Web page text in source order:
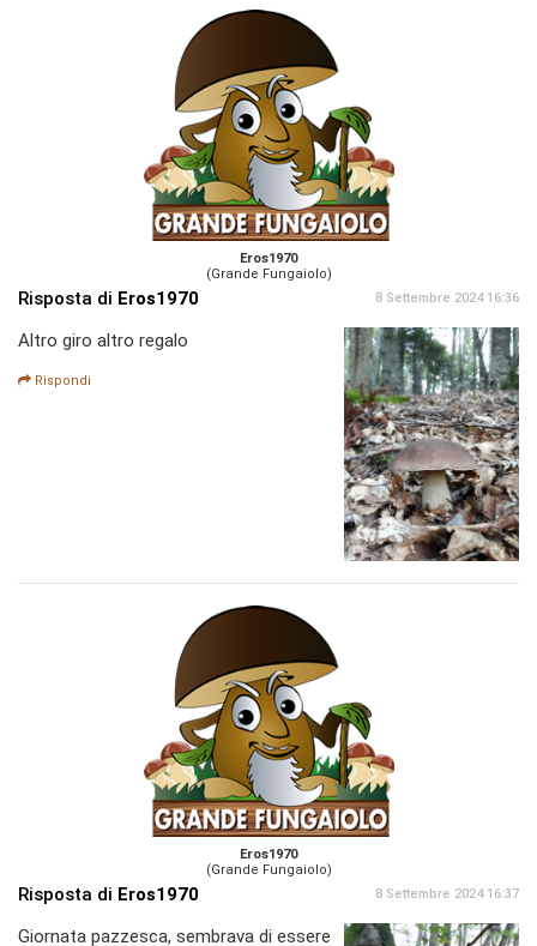
Eros1970
(Grande Fungaiolo)
Risposta di Eros1970 8 Settembre 2024 16:36
Altro giro altro regalo
Rispondi
Eros1970
(Grande Fungaiolo)
Risposta di Eros1970 8 Settembre 2024 16:37
Giornata pazzesca, sembrava di essere